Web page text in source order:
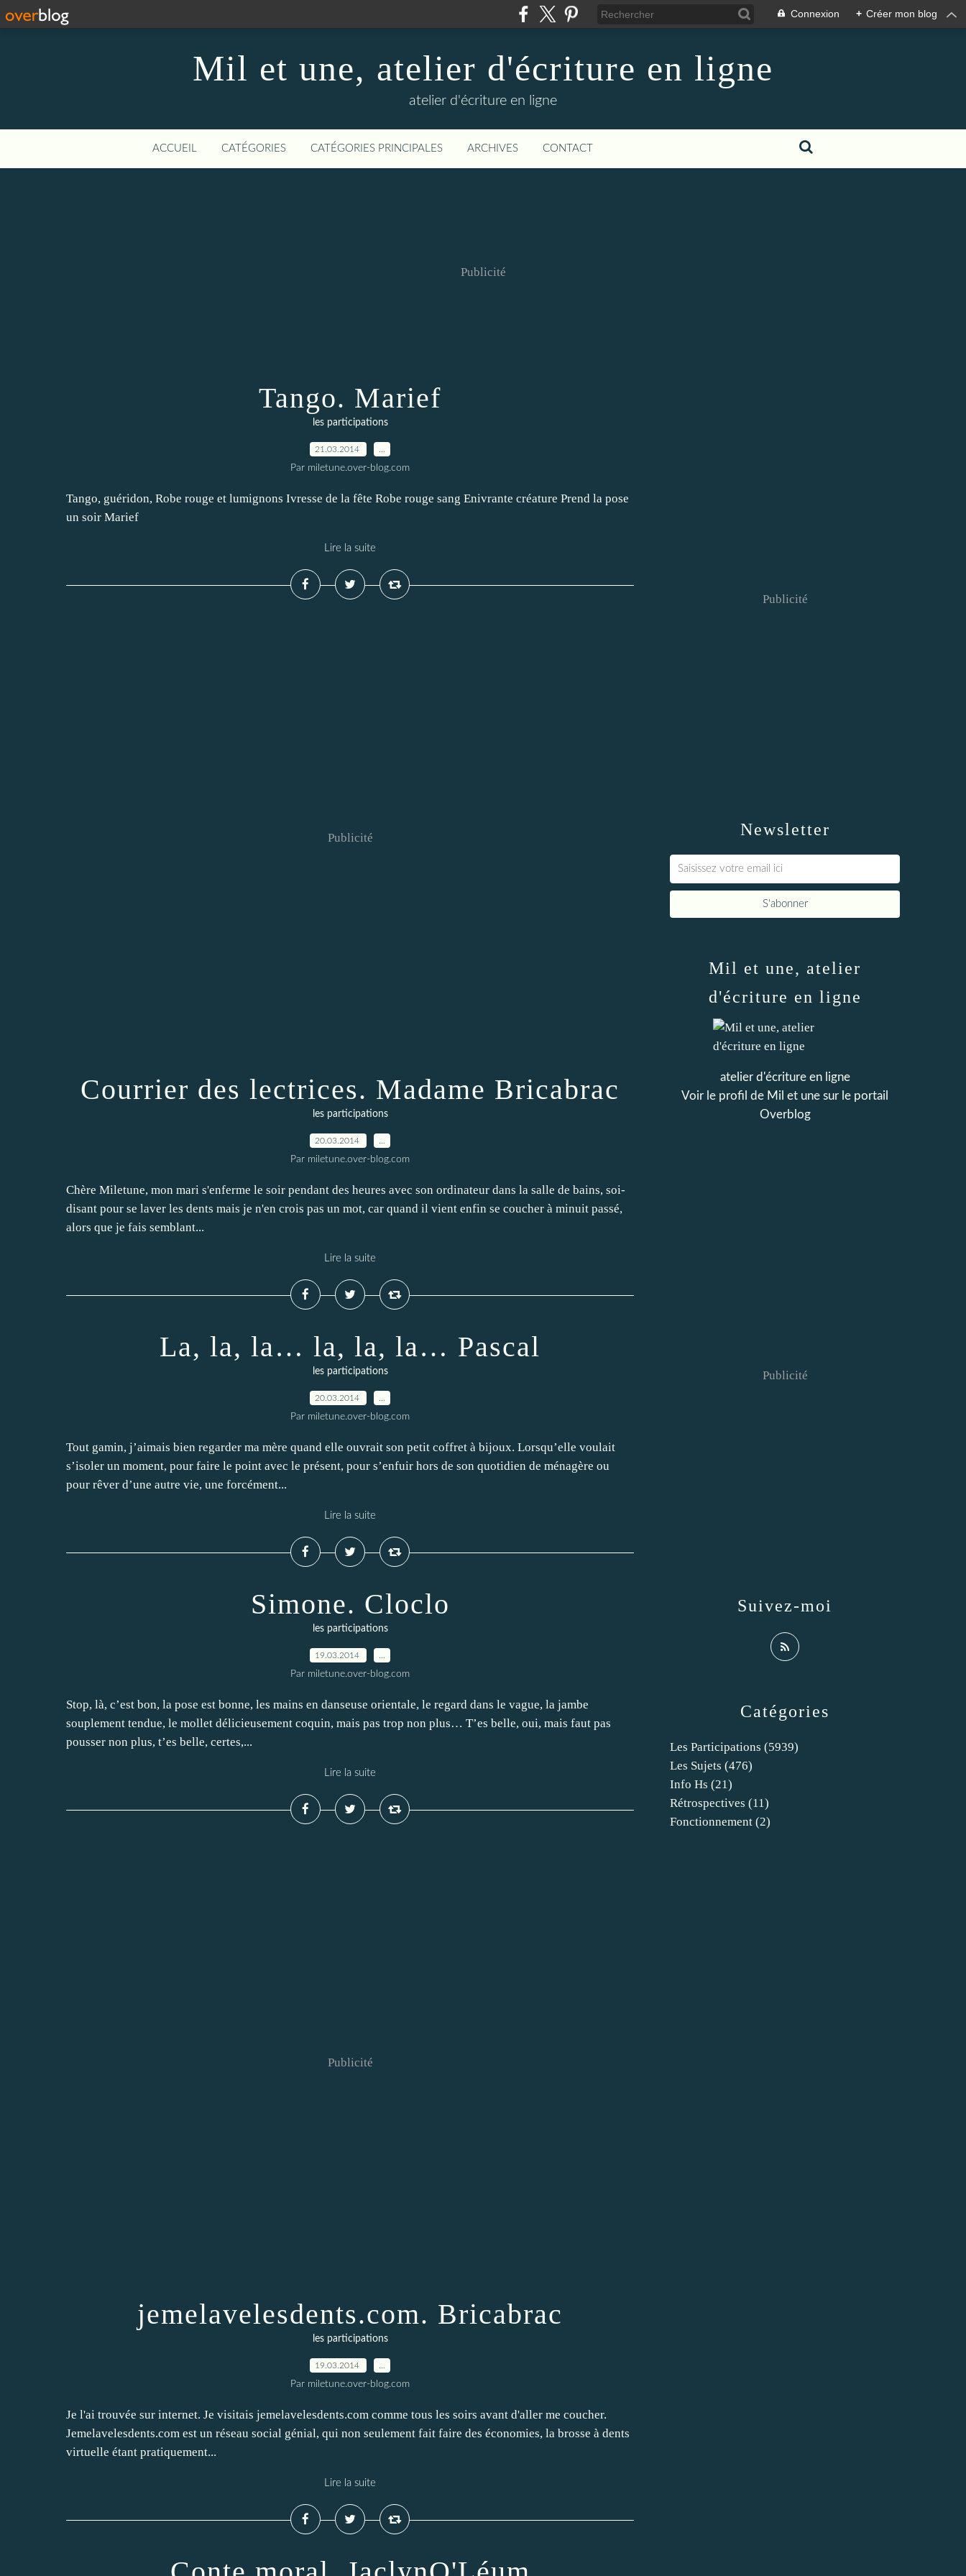
Connexion + Créer mon blog
Mil et une, atelier d'écriture en ligne
atelier d'écriture en ligne
ACCUEIL CATÉGORIES CATÉGORIES PRINCIPALES ARCHIVES CONTACT
Publicité
Tango. Marief
les participations
21.03.2014
Par miletune.over-blog.com
Tango, guéridon, Robe rouge et lumignons Ivresse de la fête Robe rouge sang Enivrante créature Prend la pose
un soir Marief
Lire la suite
Publicité
Courrier des lectrices. Madame Bricabrac
les participations
20.03.2014
Par miletune.over-blog.com
Chère Miletune, mon mari s'enferme le soir pendant des heures avec son ordinateur dans la salle de bains, soi-
disant pour se laver les dents mais je n'en crois pas un mot, car quand il vient enfin se coucher à minuit passé,
alors que je fais semblant...
Lire la suite
La, la, la… la, la, la… Pascal
les participations
20.03.2014
Par miletune.over-blog.com
Tout gamin, j’aimais bien regarder ma mère quand elle ouvrait son petit coffret à bijoux. Lorsqu’elle voulait
s’isoler un moment, pour faire le point avec le présent, pour s’enfuir hors de son quotidien de ménagère ou
pour rêver d’une autre vie, une forcément...
Lire la suite
Simone. Cloclo
les participations
19.03.2014
Par miletune.over-blog.com
Stop, là, c’est bon, la pose est bonne, les mains en danseuse orientale, le regard dans le vague, la jambe
souplement tendue, le mollet délicieusement coquin, mais pas trop non plus… T’es belle, oui, mais faut pas
pousser non plus, t’es belle, certes,...
Lire la suite
Publicité
jemelavelesdents.com. Bricabrac
les participations
19.03.2014
Par miletune.over-blog.com
Je l'ai trouvée sur internet. Je visitais jemelavelesdents.com comme tous les soirs avant d'aller me coucher.
Jemelavelesdents.com est un réseau social génial, qui non seulement fait faire des économies, la brosse à dents
virtuelle étant pratiquement...
Lire la suite
Newsletter
Publicité
Catégories
Les Participations (5939)
Les Sujets (476)
Info Hs (21)
Rétrospectives (11)
Fonctionnement (2)
Mil et une, atelier
d'écriture en ligne
atelier d'écriture en ligne
Voir le profil de Mil et une sur le portail
Overblog
Suivez-moi
Publicité